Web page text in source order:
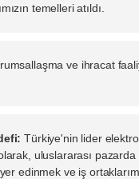
temelleri atıldı.
ve ihracat
Türkiye'nin lider
uluslararası pazarda
edinmek ve iş